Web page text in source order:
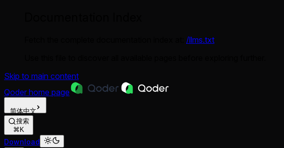
/llms.txt
Skip to main content
Qoder home page
简体中文
搜索
⌘K
Download